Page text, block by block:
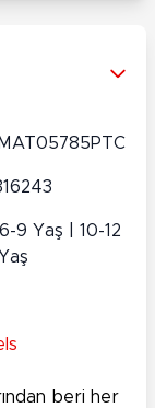
9 Yaş | 10-12
beri her